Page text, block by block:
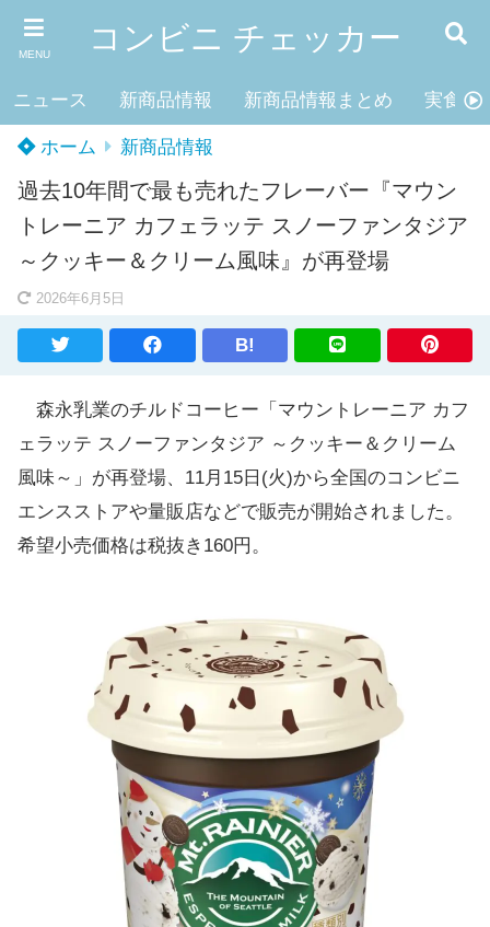
MENU コンビニ チェッカー
ニュース 新商品情報 新商品情報まとめ 実食レ
ホーム 新商品情報
過去10年間で最も売れたフレーバー『マウン
トレーニア カフェラッテ スノーファンタジア
～クッキー＆クリーム風味』が再登場
2026年6月5日
B!
森永乳業のチルドコーヒー「マウントレーニア カフ
ェラッテ スノーファンタジア ～クッキー＆クリーム
風味～」が再登場、11月15日(火)から全国のコンビニ
エンスストアや量販店などで販売が開始されました。
希望小売価格は税抜き160円。